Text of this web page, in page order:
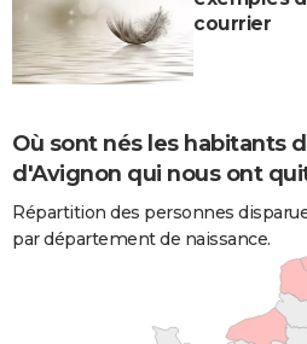
courrier
Où sont nés les habitants
d'Avignon qui nous ont
Répartition des personnes
par département de naissance.